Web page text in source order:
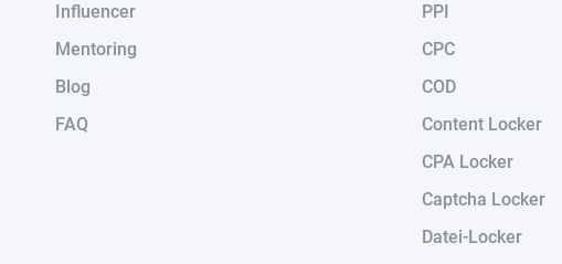
Influencer
Mentoring
Blog
FAQ
PPI
CPC
COD
Content Locker
CPA Locker
Captcha Locker
Datei-Locker